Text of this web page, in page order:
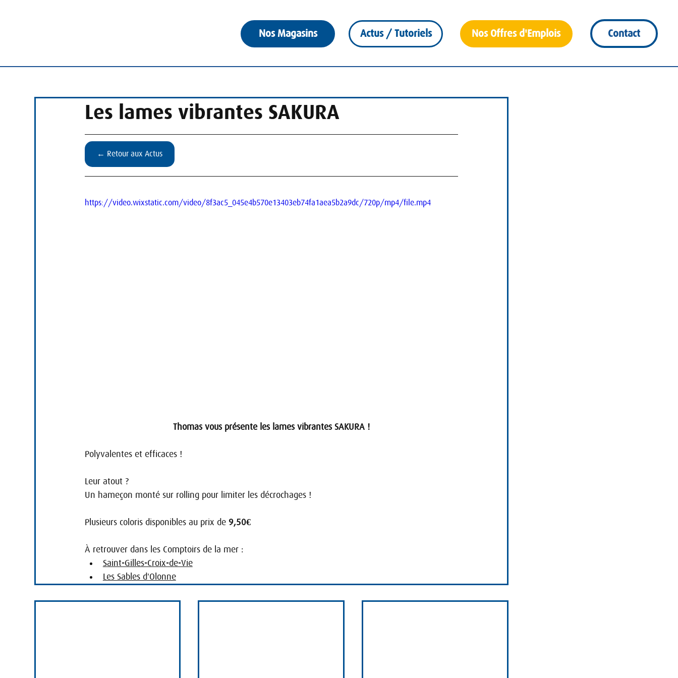
Nos Magasins Actus / Tutoriels Nos Offres d'Emplois Contact
Les lames vibrantes SAKURA
← Retour aux Actus
https://video.wixstatic.com/video/8f3ac5_045e4b570e13403eb74fa1aea5b2a9dc/720p/mp4/file.mp4
Thomas vous présente les lames vibrantes SAKURA !
Polyvalentes et efficaces !
Leur atout ?
Un hameçon monté sur rolling pour limiter les décrochages !
Plusieurs coloris disponibles au prix de 9,50€
À retrouver dans les Comptoirs de la mer :
Saint-Gilles-Croix-de-Vie
Les Sables d'Olonne